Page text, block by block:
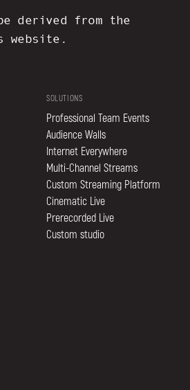
derived from the
website.
SOLUTIONS
Professional Team Events
Audience Walls
Internet Everywhere
Multi-Channel Streams
Custom Streaming Platform
Cinematic Live
Prerecorded Live
Custom studio